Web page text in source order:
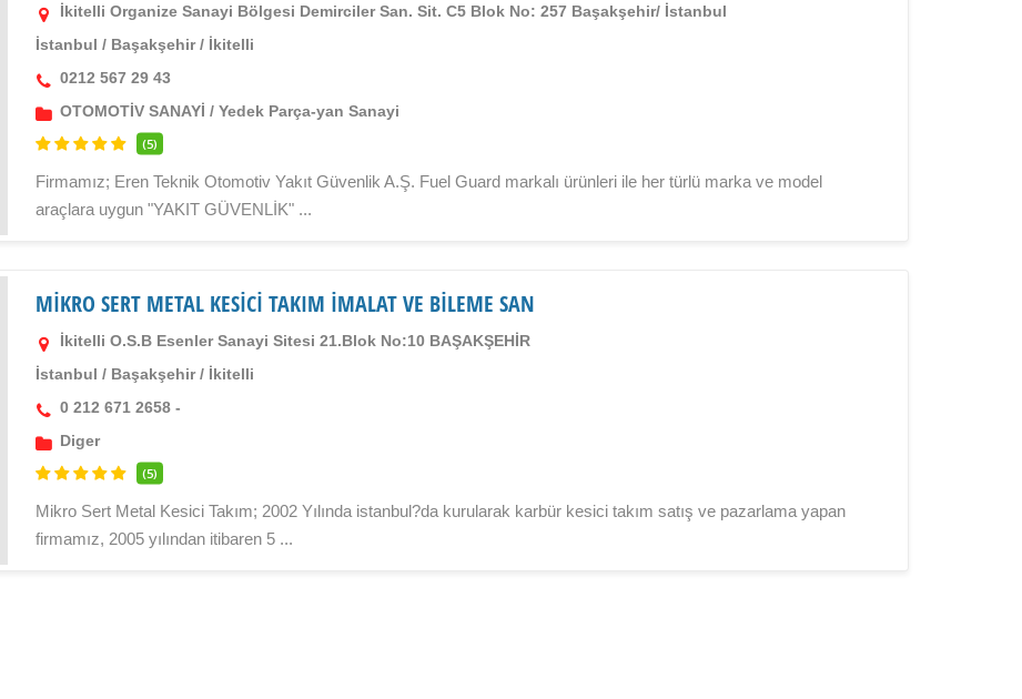
İkitelli Organize Sanayi Bölgesi Demirciler San. Sit. C5 Blok No: 257 Başakşehir/ İstanbul
İstanbul / Başakşehir/ İkitelli
0212 567 29 43
OTOMOTİV SANAYİ /Yedek Parça-yan Sanayi
(5)
Firmamız; Eren Teknik Otomotiv Yakıt Güvenlik A.Ş. Fuel Guard markalı ürünleri ile her türlü marka ve model
araçlara uygun "YAKIT GÜVENLİK" ...
MİKRO SERT METAL KESİCİ TAKIM İMALAT VE BİLEME SAN
İkitelli O.S.B Esenler Sanayi Sitesi 21.Blok No:10 BAŞAKŞEHİR
İstanbul / Başakşehir/ İkitelli
0 212 671 2658 -
Diger
(5)
Mikro Sert Metal Kesici Takım; 2002 Yılında istanbul?da kurularak karbür kesici takım satış ve pazarlama yapan
firmamız, 2005 yılından itibaren 5 ...